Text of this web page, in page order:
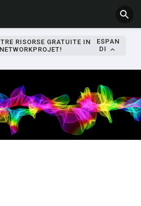
RISORSE GRATUITE IN
ESPAN
DI